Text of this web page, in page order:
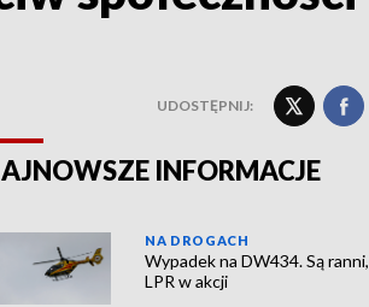
UDOSTĘPNIJ:
INFORMACJE
NA DROGACH
Wypadek na DW434. Są ranni,
LPR w akcji